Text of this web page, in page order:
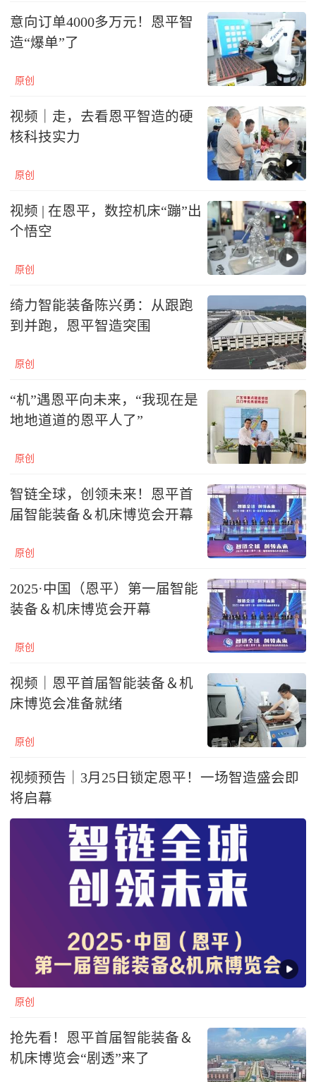
意向订单4000多万元！恩平智
造“爆单”了
原创
视频｜走，去看恩平智造的硬
核科技实力
原创
视频 | 在恩平，数控机床“蹦”出
个悟空
原创
绮力智能装备陈兴勇：从跟跑
到并跑，恩平智造突围
原创
“机”遇恩平向未来，“我现在是
地地道道的恩平人了”
原创
智链全球，创领未来！恩平首
届智能装备＆机床博览会开幕
原创
2025·中国（恩平）第一届智能
装备＆机床博览会开幕
原创
视频｜恩平首届智能装备＆机
床博览会准备就绪
原创
视频预告｜3月25日锁定恩平！一场智造盛会即
将启幕
原创
抢先看！恩平首届智能装备＆
机床博览会“剧透”来了